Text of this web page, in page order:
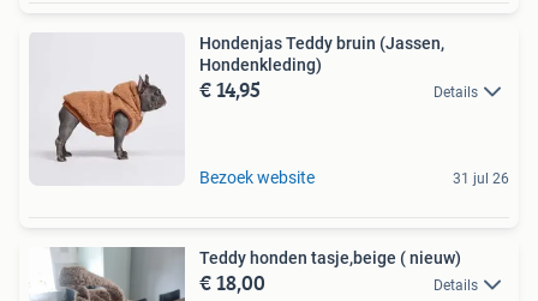
Hondenjas Teddy bruin (Jassen,
Hondenkleding)
€ 14,95 Details
Bezoek website 31 jul 26
Teddy honden tasje,beige ( nieuw)
€ 18,00 Details